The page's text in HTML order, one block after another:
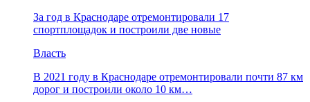
За год в Краснодаре отремонтировали 17
спортплощадок и построили две новые
Власть
В 2021 году в Краснодаре отремонтировали почти 87 км
дорог и построили около 10 км…